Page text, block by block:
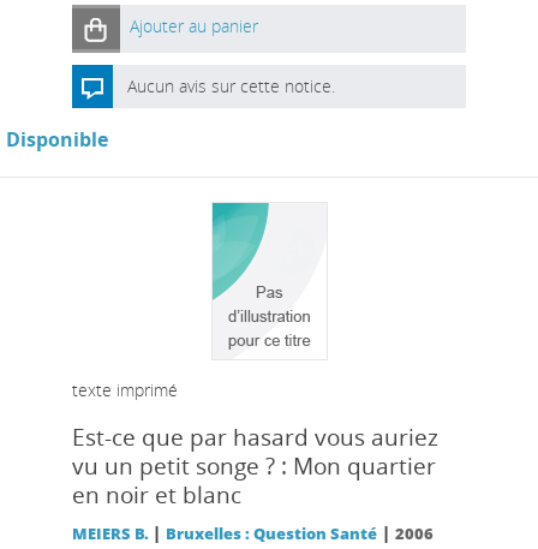
Ajouter au panier
Aucun avis sur cette notice.
Disponible
texte imprimé
Est-ce que par hasard vous auriez
vu un petit songe ? : Mon quartier
en noir et blanc
MEIERS B. | Bruxelles : Question Santé| 2006